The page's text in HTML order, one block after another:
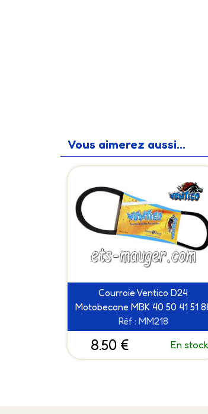
Vous aimerez aussi...
Courroie Ventico D24
Motobecane MBK 40 50 41 51
Réf : MM218
8.50 € En stock